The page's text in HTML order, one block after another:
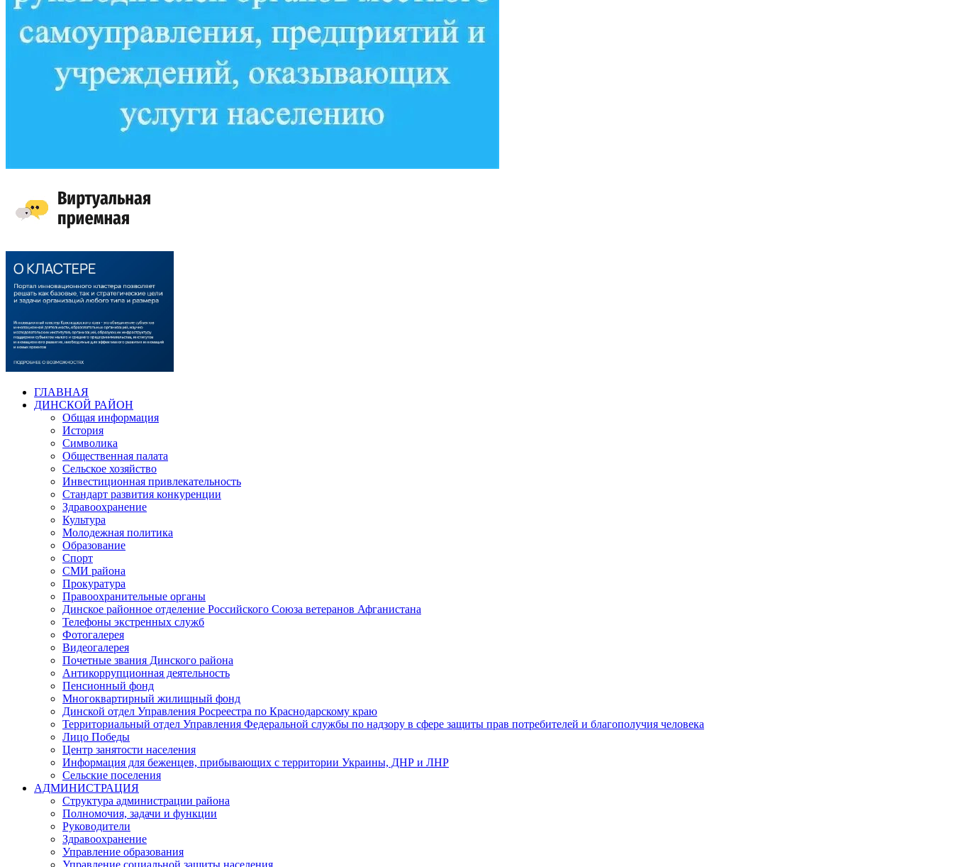
ГЛАВНАЯ
ДИНСКОЙ РАЙОН
Общая информация
История
Символика
Общественная палата
Сельское хозяйство
Инвестиционная привлекательность
Стандарт развития конкуренции
Здравоохранение
Культура
Молодежная политика
Образование
Спорт
СМИ района
Прокуратура
Правоохранительные органы
Динское районное отделение Российского Союза ветеранов Афганистана
Телефоны экстренных служб
Фотогалерея
Видеогалерея
Почетные звания Динского района
Антикоррупционная деятельность
Пенсионный фонд
Многоквартирный жилищный фонд
Динской отдел Управления Росреестра по Краснодарскому краю
Территориальный отдел Управления Федеральной службы по надзору в сфере защиты прав потребителей и благополучия человека
Лицо Победы
Центр занятости населения
Информация для беженцев, прибывающих с территории Украины, ДНР и ЛНР
Сельские поселения
АДМИНИСТРАЦИЯ
Структура администрации района
Полномочия, задачи и функции
Руководители
Здравоохранение
Управление образования
Управление социальной защиты населения